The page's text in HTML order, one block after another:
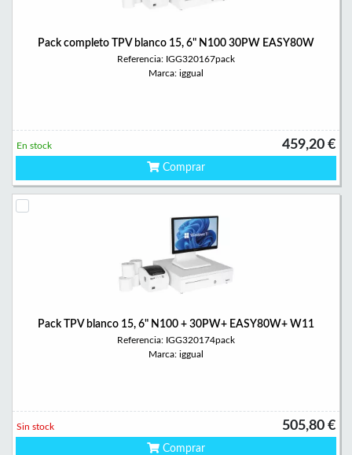
Pack completo TPV blanco 15, 6" N100 30PW EASY80W
Referencia: IGG320167pack
Marca: iggual
459,20 €
En stock
Comprar
Pack TPV blanco 15, 6" N100 + 30PW+ EASY80W+ W11
Referencia: IGG320174pack
Marca: iggual
505,80 €
Sin stock
Comprar